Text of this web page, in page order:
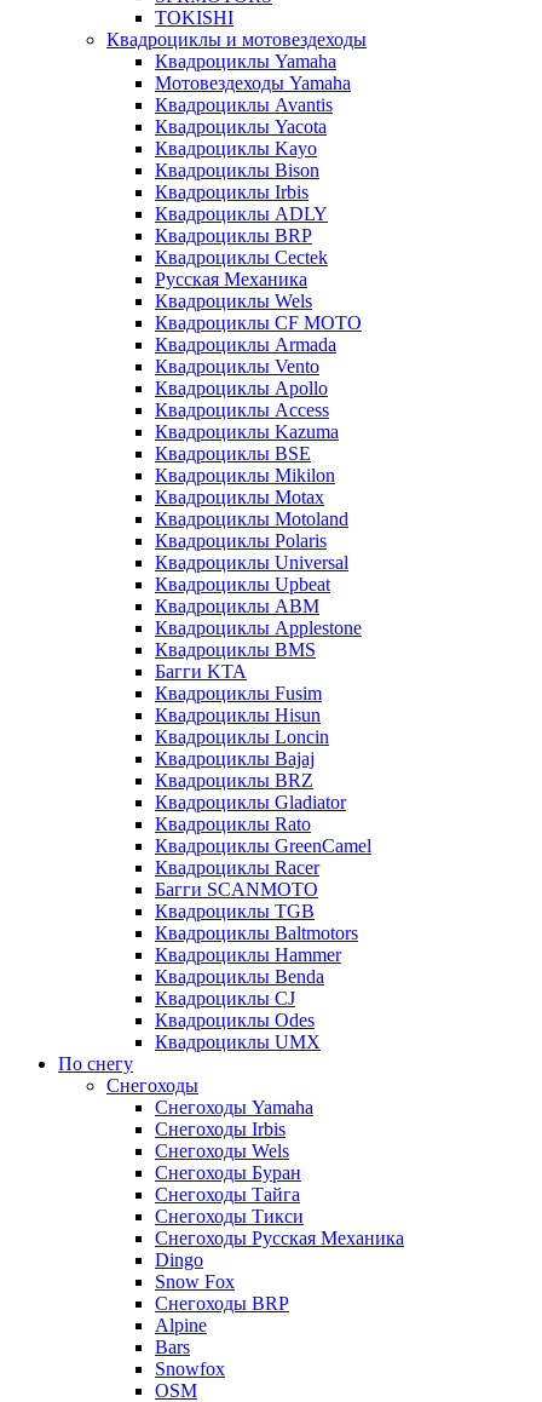
TOKISHI
Квадроциклы и мотовездеходы
Квадроциклы Yamaha
Мотовездеходы Yamaha
Квадроциклы Avantis
Квадроциклы Yacota
Квадроциклы Kayo
Квадроциклы Bison
Квадроциклы Irbis
Квадроциклы ADLY
Квадроциклы BRP
Квадроциклы Cectek
Русская Механика
Квадроциклы Wels
Квадроциклы CF MOTO
Квадроциклы Armada
Квадроциклы Vento
Квадроциклы Apollo
Квадроциклы Access
Квадроциклы Kazuma
Квадроциклы BSE
Квадроциклы Mikilon
Квадроциклы Motax
Квадроциклы Motoland
Квадроциклы Polaris
Квадроциклы Universal
Квадроциклы Upbeat
Квадроциклы ABM
Квадроциклы Applestone
Квадроциклы BMS
Багги KTA
Квадроциклы Fusim
Квадроциклы Hisun
Квадроциклы Loncin
Квадроциклы Bajaj
Квадроциклы BRZ
Квадроциклы Gladiator
Квадроциклы Rato
Квадроциклы GreenCamel
Квадроциклы Racer
Багги SCANMOTO
Квадроциклы TGB
Квадроциклы Baltmotors
Квадроциклы Hammer
Квадроциклы Benda
Квадроциклы CJ
Квадроциклы Odes
Квадроциклы UMX
По снегу
Снегоходы
Снегоходы Yamaha
Снегоходы Irbis
Снегоходы Wels
Снегоходы Буран
Снегоходы Тайга
Снегоходы Тикси
Снегоходы Русская Механика
Dingo
Snow Fox
Снегоходы BRP
Alpine
Bars
Snowfox
OSM